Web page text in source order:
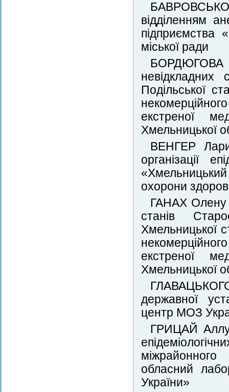
відділенням
підприємства
міської ради
БОРДЮГОВА
невідкладних
Подільської
екстреної
Хмельницької
ВЕНГЕР
організації
охорони
ГАНАХ Олену
станів
Хмельницької
екстреної
Хмельницької
державної
центр МОЗ
ГРИЦАЙ Аллу
обласний
України»